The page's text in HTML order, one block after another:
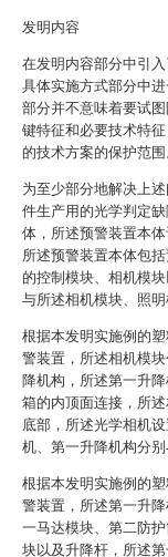
发明内容
在发明内容部分中引
具体实施方式部分中
部分并不意味着要试
键特征和必要技术特
的技术方案的保护范围
为至少部分地解决上
件生产用的光学判定
体，所述预警装置本
所述预警装置本体包
的控制模块、相机模
与所述相机模块、照明
根据本发明实施例的
警装置，所述相机模
降机构，所述第一升
箱的内顶面连接，所
底部，所述光学相机
机、第一升降机构分别
根据本发明实施例的
警装置，所述第一升
一马达模块、第二防
块以及升降杆，所述